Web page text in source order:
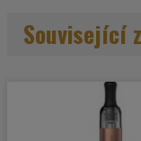
Související